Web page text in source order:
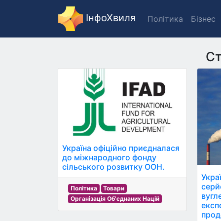
ІнфоХвиля Політика Бізнес
Україна офіційно приєдналася
до міжнародного фонду
сільського розвитку ООН.
Політика
Товари
Організація Об'єднаних Націй